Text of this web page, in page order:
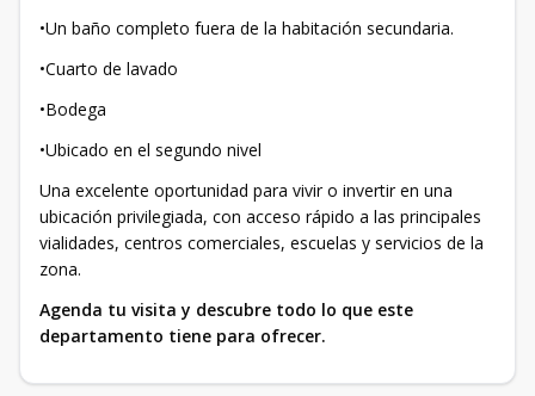
•Un baño completo fuera de la habitación secundaria.
•Cuarto de lavado
•Bodega
•Ubicado en el segundo nivel
Una excelente oportunidad para vivir o invertir en una
ubicación privilegiada, con acceso rápido a las principales
vialidades, centros comerciales, escuelas y servicios de la
zona.
Agenda tu visita y descubre todo lo que este
departamento tiene para ofrecer.